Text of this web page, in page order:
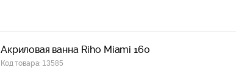
Акриловая ванна Riho Miami 160
Код товара: 13585